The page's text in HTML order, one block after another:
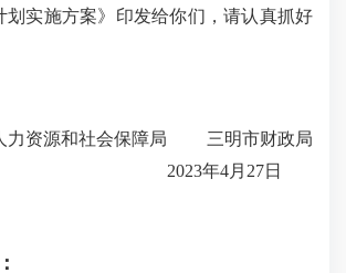
划实施方案》印发给你们，请认真抓好
资源和社会保障局 三明市财政局
2023年4月27日